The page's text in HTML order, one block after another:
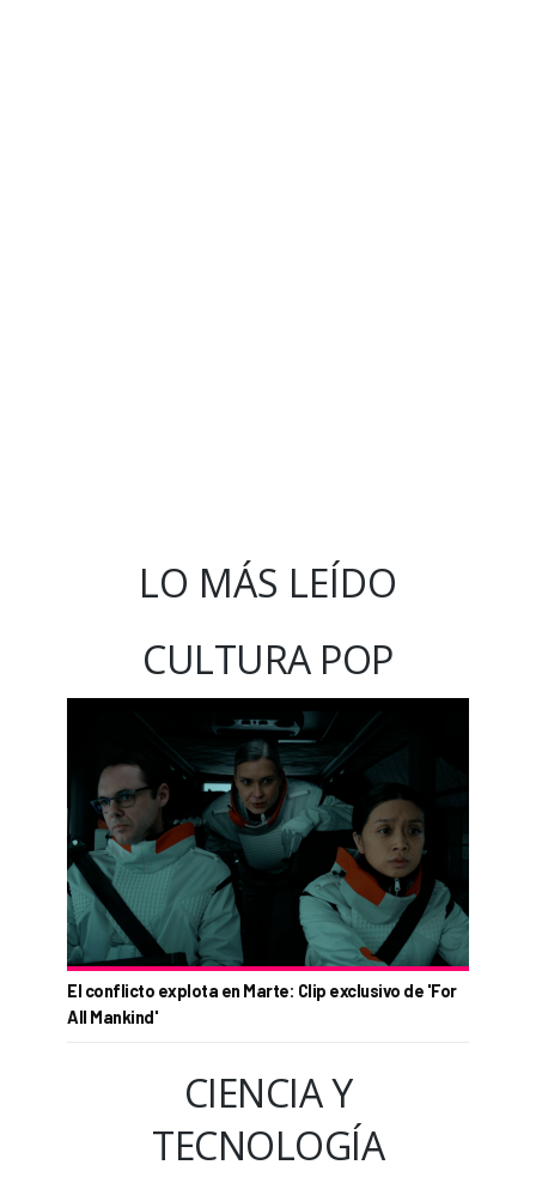
LO MÁS LEÍDO
CULTURA POP
El conflicto explota en Marte: Clip exclusivo de 'For
All Mankind'
CIENCIA Y
TECNOLOGÍA